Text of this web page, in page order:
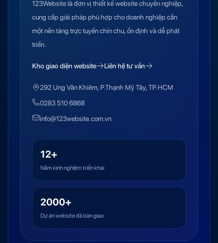
123Website là đơn vị thiết kế website chuyên nghiệp,
cung cấp giải pháp phù hợp cho doanh nghiệp cần
một nền tảng trực tuyến chỉn chu, ổn định và dễ phát
triển.
Kho giao diện website Liên hệ tư vấn
292 Ung Văn Khiêm, P.Thạnh Mỹ Tây, TP.HCM
0283 510 6868
info@123website.com.vn
12+
Năm kinh nghiệm triển khai
2000+
Dự án website đã bàn giao